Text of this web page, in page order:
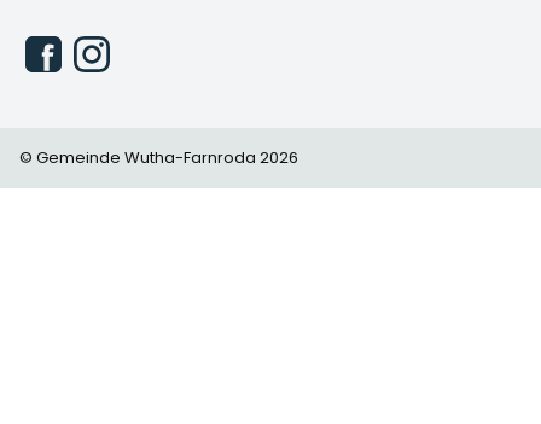
© Gemeinde Wutha-Farnroda 2026